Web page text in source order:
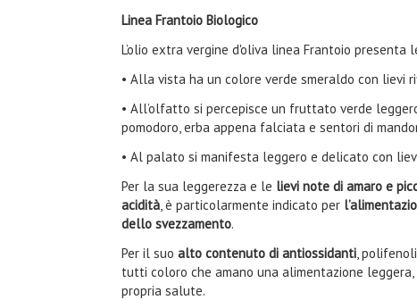
Linea Frantoio Biologico
L’olio extra vergine d'oliva linea Frantoio
• Alla vista ha un colore verde smeraldo con lievi
• All’olfatto si percepisce un fruttato verde
pomodoro, erba appena falciata e sentori di
• Al palato si manifesta leggero e delicato con
Per la sua leggerezza e le lievi note di amaro e
acidità, è particolarmente indicato per
dello svezzamento.
Per il suo alto contenuto di antiossidanti,
tutti coloro che amano una alimentazione
propria salute.